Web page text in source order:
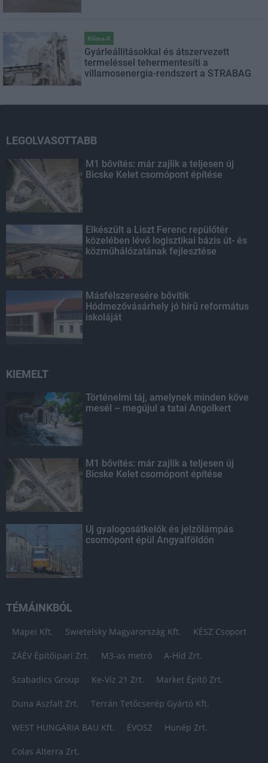
Klíma-X
Gyárleállításokkal és átszervezett
termeléssel tehermentesíti a
villamosenergia-rendszert a STRABAG
LEGOLVASOTTABB
M1 bővítés: már zajlik a teljesen új
Bicske Kelet csomópont építése
Elkészült a Liszt Ferenc repülőtér
közelében lévő logisztikai bázis út- és
közműhálózatának fejlesztése
Másfélszeresére bővítik
Hódmezővásárhely jó hírű református
iskoláját
KIEMELT
Történelmi táj, amelynek minden köve
mesél – megújul a tatai Angolkert
M1 bővítés: már zajlik a teljesen új
Bicske Kelet csomópont építése
Új gyalogosátkelők és jelzőlámpás
csomópont épül Angyalföldön
TÉMÁINKBÓL
Mapei Kft. Swietelsky Magyarország Kft. KÉSZ Csoport
ZÁÉV Építőipari Zrt. M3-as metró A-Híd Zrt.
Szabadics Group Ke-Víz 21 Zrt. Market Építő Zrt.
Duna Aszfalt Zrt. Terrán Tetőcserép Gyártó Kft.
WEST HUNGÁRIA BAU Kft. ÉVOSZ Hunép Zrt.
Colas Alterra Zrt.